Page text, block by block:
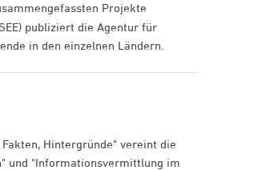
Projekte
publiziert die Agentur für
in den einzelnen Ländern.
Hintergründe" vereint die
und "Informationsvermittlung im